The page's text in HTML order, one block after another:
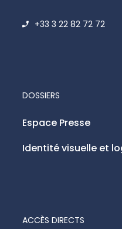
+33 3 22 82 72 72
ACCÈS DIRECTS
DOSSIERS
Espace Presse
Identité visuelle et